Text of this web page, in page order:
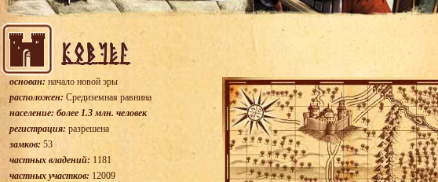
основан: начало новой эры
расположен: Средиземная равнина
население: более 1.3 млн. человек
регистрация: разрешена
замков: 53
частных владений: 1181
частных участков: 12009